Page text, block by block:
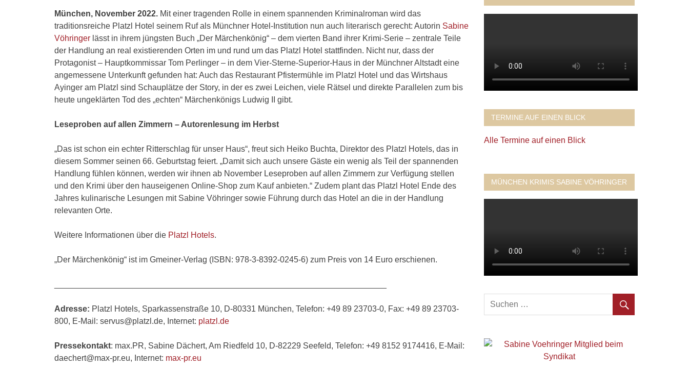
München, November 2022.Mit einer tragenden Rolle in einem spannenden Kriminalroman wird das
traditionsreiche Platzl Hotel seinem Ruf als Münchner Hotel-Institution nun auch literarisch gerecht: Autorin Sabine
Vöhringerlässt in ihrem jüngsten Buch „Der Märchenkönig“ – dem vierten Band ihrer Krimi-Serie – zentrale Teile
der Handlung an real existierenden Orten im und rund um das Platzl Hotel stattfinden. Nicht nur, dass der
Protagonist – Hauptkommissar Tom Perlinger – in dem Vier-Sterne-Superior-Haus in der Münchner Altstadt eine
angemessene Unterkunft gefunden hat: Auch das Restaurant Pfistermühle im Platzl Hotel und das Wirtshaus
Ayinger am Platzl sind Schauplätze der Story, in der es zwei Leichen, viele Rätsel und direkte Parallelen zum bis
heute ungeklärten Tod des „echten“ Märchenkönigs Ludwig II gibt.
Leseproben auf allen Zimmern – Autorenlesung im Herbst
„Das ist schon ein echter Ritterschlag für unser Haus“, freut sich Heiko Buchta, Direktor des Platzl Hotels, das in
diesem Sommer seinen 66. Geburtstag feiert. „Damit sich auch unsere Gäste ein wenig als Teil der spannenden
Handlung fühlen können, werden wir ihnen ab November Leseproben auf allen Zimmern zur Verfügung stellen
und den Krimi über den hauseigenen Online-Shop zum Kauf anbieten.“ Zudem plant das Platzl Hotel Ende des
Jahres kulinarische Lesungen mit Sabine Vöhringer sowie Führung durch das Hotel an die in der Handlung
relevanten Orte.
Weitere Informationen über die Platzl Hotels.
„Der Märchenkönig“ ist im Gmeiner-Verlag (ISBN: 978-3-8392-0245-6) zum Preis von 14 Euro erschienen.
Adresse: Platzl Hotels, Sparkassenstraße 10, D-80331 München, Telefon: +49 89 23703-0, Fax: +49 89 23703-
800, E-Mail: servus@platzl.de, Internet: platzl.de
Pressekontakt: max.PR, Sabine Dächert, Am Riedfeld 10, D-82229 Seefeld, Telefon: +49 8152 9174416, E-Mail:
daechert@max-pr.eu, Internet: max-pr.eu
TERMINE AUF EINEN BLICK
Alle Termine auf einen Blick
MÜNCHEN KRIMIS SABINE VÖHRINGER